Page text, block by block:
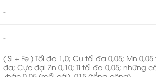
-
-
( Si + Fe ) Tối đa 1,0; Cu tối đa 0,05; Mn 0,05
đa; Cực đại Zn 0,10; Ti tối đa 0,05; những